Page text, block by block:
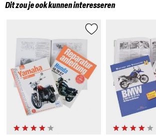
Dit zou je ook kunnen interesseren